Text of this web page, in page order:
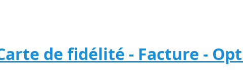
de fidélité - Facture -